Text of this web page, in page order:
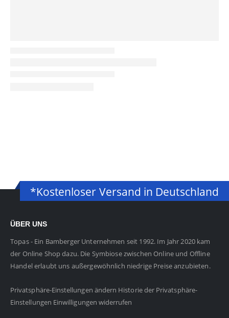
*Kostenloser Versand in Deutschland
ÜBER UNS
Topas - Ein Bamberger Unternehmen seit 1992. Im Jahr 2020 kam
der Online Shop dazu. Die Symbiose zwischen Online und Offline
Handel erlaubt uns außergewöhnlich niedrige Preise anzubieten.
Privatsphäre-Einstellungen ändern Historie der Privatsphäre-
Einstellungen Einwilligungen widerrufen